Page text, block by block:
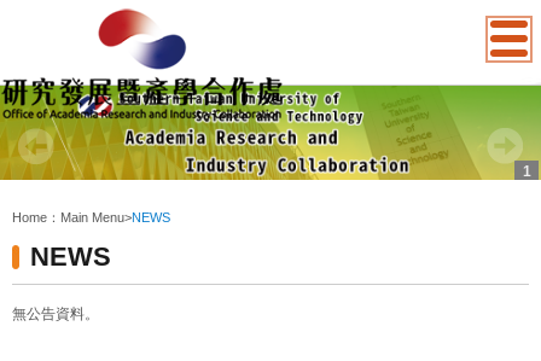
1
Home： Main Menu>NEWS
NEWS
無公告資料。